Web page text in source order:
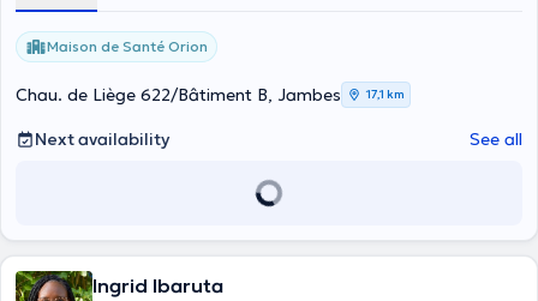
Maison de Santé Orion
Chau. de Liège 622/Bâtiment B, Jambes 17,1 km
Next availability See all
Ingrid Ibaruta